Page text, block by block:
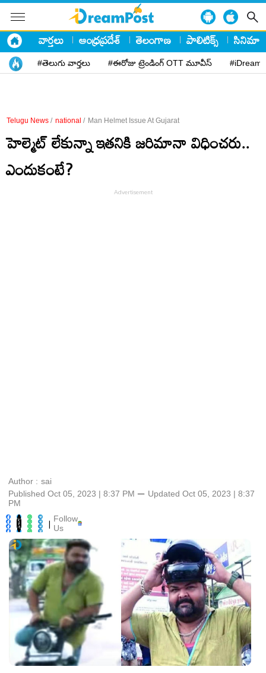
వార్తలు ఆంధ్రప్రదేశ్ తెలంగాణ పాలిటిక్స్ సినిమా
#తెలుగు వార్తలు #ఈరోజు ట్రెండింగ్ OTT మూవీస్
Telugu News / national / Man Helmet Issue At Gujarat
హెల్మెట్ లేకున్నా ఇతనికి జరిమానా విధించరు..
ఎందుకంటే?
Author : sai
Published Oct 05, 2023 | 8:37 PM ⚊ Updated Oct 05, 2023 | 8:37
PM
| Follow
Us